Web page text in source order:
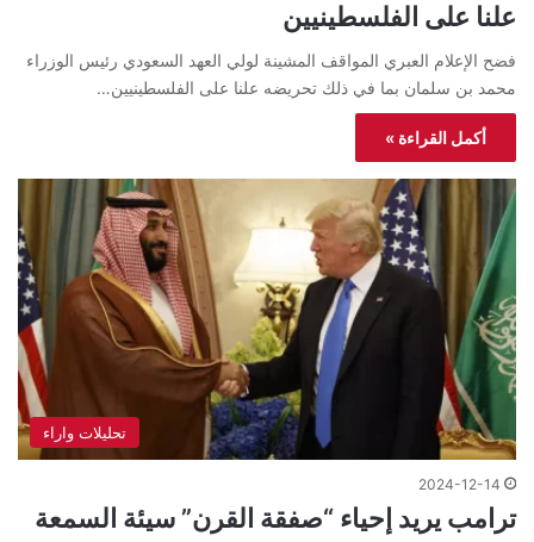
علنا على الفلسطينيين
فضح الإعلام العبري المواقف المشينة لولي العهد السعودي رئيس الوزراء
محمد بن سلمان بما في ذلك تحريضه علنا على الفلسطينيين…
أكمل القراءة »
تحليلات واراء
2024-12-14
ترامب يريد إحياء “صفقة القرن” سيئة السمعة